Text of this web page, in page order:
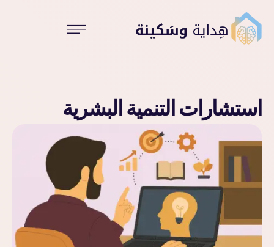
استشارات التنمية البشرية